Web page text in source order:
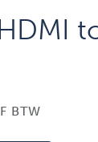
BTW